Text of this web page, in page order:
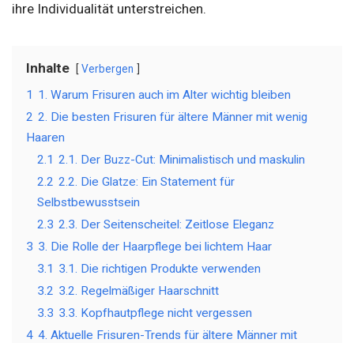
ihre Individualität unterstreichen.
Inhalte Verbergen
1 1. Warum Frisuren auch im Alter wichtig bleiben
2 2. Die besten Frisuren für ältere Männer mit wenig
Haaren
2.1 2.1. Der Buzz-Cut: Minimalistisch und maskulin
2.2 2.2. Die Glatze: Ein Statement für
Selbstbewusstsein
2.3 2.3. Der Seitenscheitel: Zeitlose Eleganz
3 3. Die Rolle der Haarpflege bei lichtem Haar
3.1 3.1. Die richtigen Produkte verwenden
3.2 3.2. Regelmäßiger Haarschnitt
3.3 3.3. Kopfhautpflege nicht vergessen
4 4. Aktuelle Frisuren-Trends für ältere Männer mit